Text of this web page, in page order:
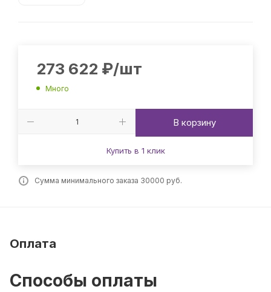
273 622 ₽/шт
Много
В корзину
Купить в 1 клик
Сумма минимального заказа 30000 руб.
Оплата
Способы оплаты